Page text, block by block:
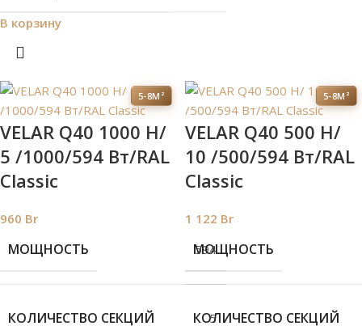
В корзину
5-8М²
VELAR Q40 1000 H/
5 /1000/594 Вт/RAL
Classic
960 Br
МОЩНОСТЬ 594
КОЛИЧЕСТВО СЕКЦИЙ 5
5-8М²
VELAR Q40 500 H/
10 /500/594 Вт/RAL
Classic
1 122 Br
МОЩНОСТЬ
КОЛИЧЕСТВО СЕКЦИЙ